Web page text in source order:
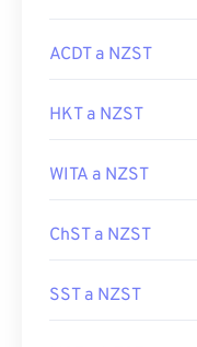
ACDT a NZST
HKT a NZST
WITA a NZST
ChST a NZST
SST a NZST